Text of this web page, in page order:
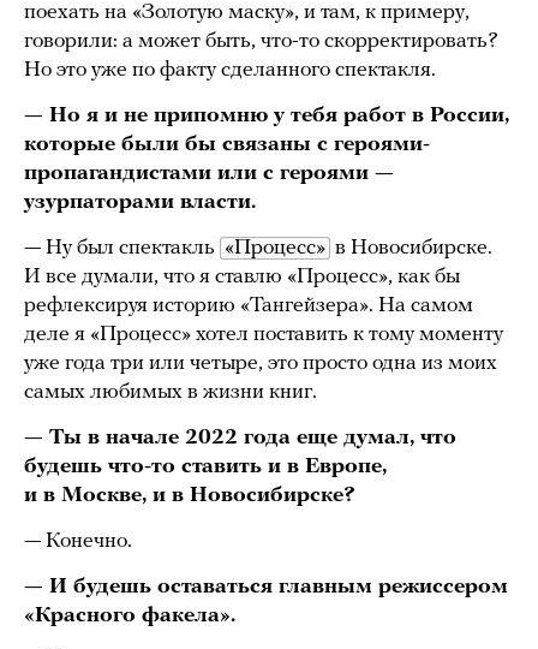
поехать на «Золотую маску», и там, к примеру,
говорили: а может быть, что-то скорректировать?
Но это уже по факту сделанного спектакля.
— Но я и не припомню у тебя работ в России,
которые были бы связаны с героями-
пропагандистами или с героями —
узурпаторами власти.
— Ну был спектакль «Процесс» в Новосибирске.
И все думали, что я ставлю «Процесс», как бы
рефлексируя историю «Тангейзера». На самом
деле я «Процесс» хотел поставить к тому моменту
уже года три или четыре, это просто одна из моих
самых любимых в жизни книг.
— Ты в начале 2022 года еще думал, что
будешь что-то ставить и в Европе,
и в Москве, и в Новосибирске?
— Конечно.
— И будешь оставаться главным режиссером
«Красного факела».